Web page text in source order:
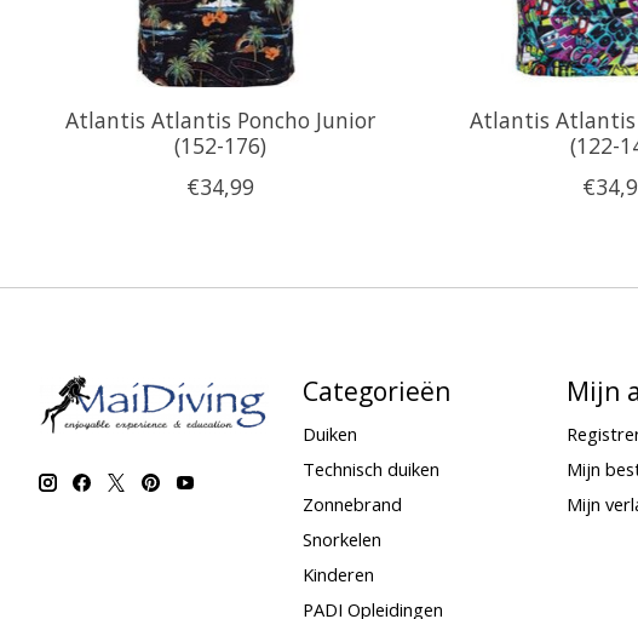
Atlantis Atlantis Poncho Junior
(152-176)
€34,99
Atlantis Atlantis
(122-
Categorieën
Duiken
Technisch duiken
Zonnebrand
Snorkelen
Kinderen
PADI Opleidingen
Mijn
Mijn
Mijn